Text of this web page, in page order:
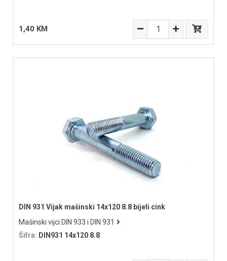
1,40 KM
DIN 931 Vijak mašinski 14x120 8.8 bijeli cink
Mašinski vijci DIN 933 i DIN 931
Šifra: DIN931 14x120 8.8